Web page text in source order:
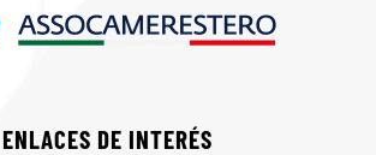
ENLACES DE INTERÉS